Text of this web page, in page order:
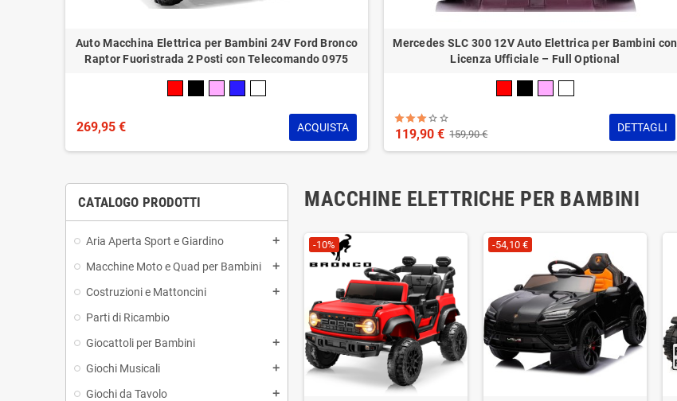
Auto Macchina Elettrica per Bambini 24V Ford Bronco
Raptor Fuoristrada 2 Posti con Telecomando 0975
269,95 € ACQUISTA
Mercedes SLC 300 12V Auto Elettrica per Bambini con
Licenza Ufficiale – Full Optional
119,90 € 159,90 €
DETTAGLI
CATALOGO PRODOTTI
Aria Aperta Sport e Giardino add
Macchine Moto e Quad per Bambini add
Costruzioni e Mattoncini add
Parti di Ricambio
Giocattoli per Bambini
add
Giochi Musicali add
Giochi da Tavolo add
MACCHINE ELETTRICHE PER BAMBINI
-10% -54,10 €